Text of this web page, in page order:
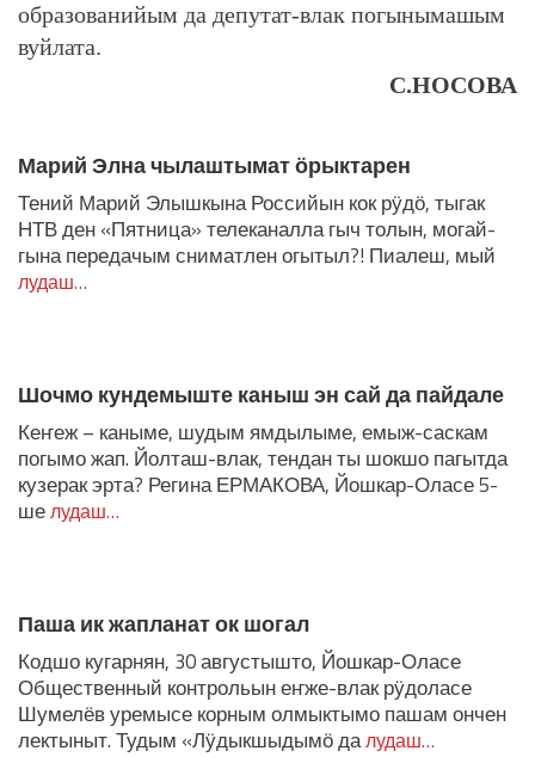
образованийым да депутат-влак погынымашым
вуйлата.
С.НОСОВА
Марий Элна чылаштымат ӧрыктарен
Тений Марий Элышкына Российын кок рӱдӧ, тыгак
НТВ ден «Пятница» телеканалла гыч толын, могай-
гына передачым сниматлен огытыл?! Пиалеш, мый
лудаш…
Шочмо кундемыште каныш эн сай да пайдале
Кеҥеж – каныме, шудым ямдылыме, емыж-саскам
погымо жап. Йолташ-влак, тендан ты шокшо пагытда
кузерак эрта? Регина ЕРМАКОВА, Йошкар-Оласе 5-
шелудаш…
Паша ик жапланат ок шогал
Кодшо кугарнян, 30 августышто, Йошкар-Оласе
Общественный контрольын еҥже-влак рӱдоласе
Шумелёв уремысе корным олмыктымо пашам ончен
лектыныт. Тудым «Лӱдыкшыдымӧ далудаш…